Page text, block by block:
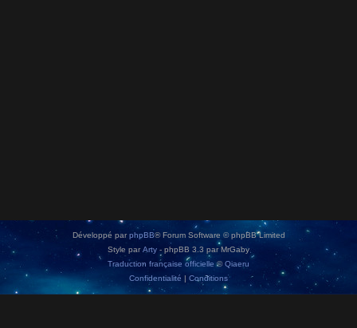
Développé par phpBB® Forum Software © phpBB Limited
Style parArty - phpBB 3.3 par MrGaby
Traduction française officielle ©Qiaeru
Confidentialité | Conditions